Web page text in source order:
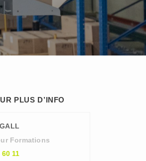
PLUS D’INFO
Formations
60 11